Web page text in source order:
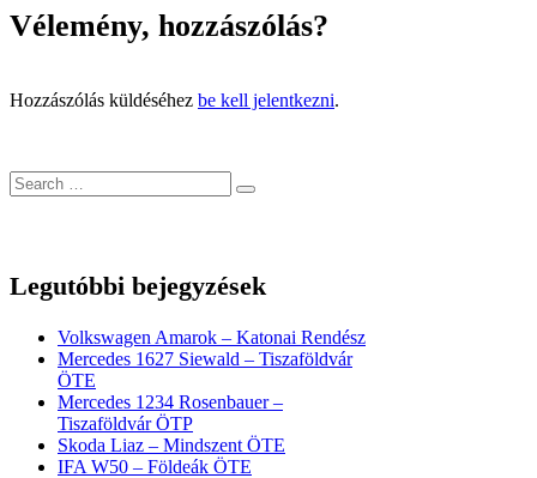
Vélemény, hozzászólás?
Hozzászólás küldéséhez be kell jelentkezni.
Legutóbbi bejegyzések
Volkswagen Amarok – Katonai Rendész
Mercedes 1627 Siewald – Tiszaföldvár
ÖTE
Mercedes 1234 Rosenbauer –
Tiszaföldvár ÖTP
Skoda Liaz – Mindszent ÖTE
IFA W50 – Földeák ÖTE